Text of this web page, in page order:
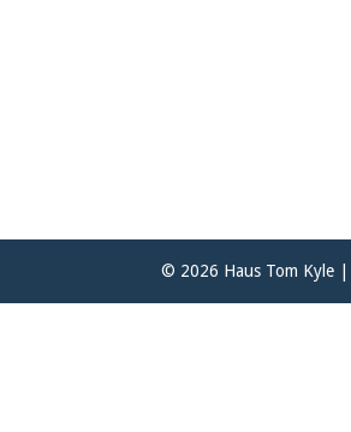
© 2026 Haus Tom Kyle |